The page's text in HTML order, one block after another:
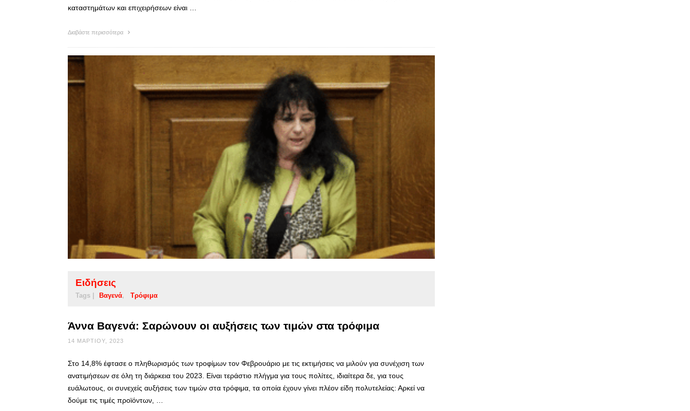
καταστημάτων και επιχειρήσεων είναι …
Διαβάστε περισσότερα
Ειδήσεις
Tags | Βαγενά Τρόφιμα
Άννα Βαγενά: Σαρώνουν οι αυξήσεις των τιμών στα τρόφιμα
14 ΜΑΡΤΊΟΥ, 2023
Στο 14,8% έφτασε ο πληθωρισμός των τροφίμων τον Φεβρουάριο με τις εκτιμήσεις να μιλούν για συνέχιση των
ανατιμήσεων σε όλη τη διάρκεια του 2023. Είναι τεράστιο πλήγμα για τους πολίτες, ιδιαίτερα δε, για τους
ευάλωτους, οι συνεχείς αυξήσεις των τιμών στα τρόφιμα, τα οποία έχουν γίνει πλέον είδη πολυτελείας: Αρκεί να
δούμε τις τιμές προϊόντων, …